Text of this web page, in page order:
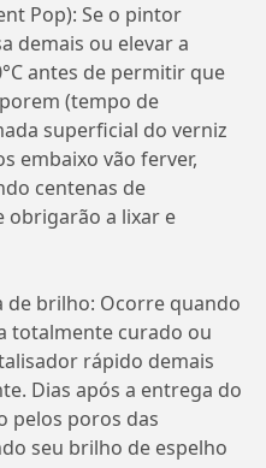
Pop): Se o pintor
demais ou elevar a
antes de permitir que
(tempo de
superficial do verniz
embaixo vão ferver,
centenas de
obrigarão a lixar e
brilho: Ocorre quando
totalmente curado ou
rápido demais
Dias após a entrega do
pelos poros das
seu brilho de espelho